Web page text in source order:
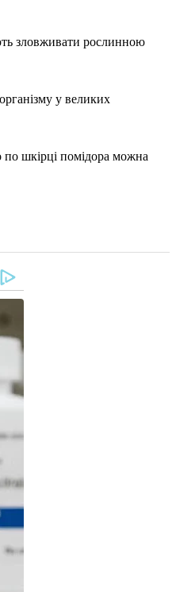
зловживати рослинною
у великих
по шкірці помідора можна